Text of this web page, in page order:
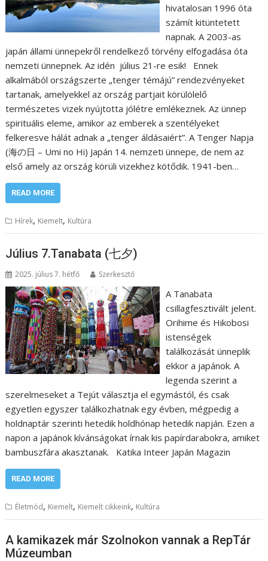
hivatalosan 1996 óta
számít kitüntetett
napnak. A 2003-as
japán állami ünnepekről rendelkező törvény elfogadása óta
nemzeti ünnepnek. Az idén július 21-re esik! Ennek
alkalmából országszerte „tenger témájú” rendezvényeket
tartanak, amelyekkel az ország partjait körülölelő
természetes vizek nyújtotta jólétre emlékeznek. Az ünnep
spirituális eleme, amikor az emberek a szentélyeket
felkeresve hálát adnak a „tenger áldásaiért”. A Tenger Napja
(海の日 – Umi no Hi) Japán 14. nemzeti ünnepe, de nem az
első amely az ország körüli vizekhez kötődik. 1941-ben…
READ MORE
Hírek, Kiemelt, Kultúra
Július 7.Tanabata (七夕)
2025. július 7. hétfő Szerkesztő
A Tanabata
csillagfesztivált jelent.
Orihime és Hikobosi
istenségek
találkozását ünneplik
ekkor a japánok. A
legenda szerint a
szerelmeseket a Tejút választja el egymástól, és csak
egyetlen egyszer találkozhatnak egy évben, mégpedig a
holdnaptár szerinti hetedik holdhónap hetedik napján. Ezen a
napon a japánok kívánságokat írnak kis papírdarabokra, amiket
bambuszfára akasztanak. Katika Inteer Japán Magazin
READ MORE
Életmód, Kiemelt, Kiemelt cikkeink, Kultúra
A kamikazek már Szolnokon vannak a RepTár
Múzeumban